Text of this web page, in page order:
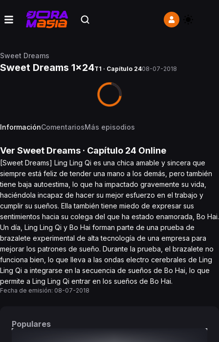
Sweet Dreams
Sweet Dreams 1x24T1 · Capítulo 2408-07-2018
InformaciónComentariosMás episodios
Ver Sweet Dreams · Capítulo 24 Online
[Sweet Dreams] Ling Ling Qi es una chica amable y sincera que
siempre está feliz de tender una mano a los demás, pero también
tiene baja autoestima, lo que ha impactado gravemente su vida,
haciéndola incapaz de hacer su mejor esfuerzo en el trabajo y
cumplir su sueños. Ella también tiene miedo de expresar sus
sentimientos hacia su colega del que ha estado enamorada, Bo Hai.
Un día, Ling Ling Qi y Bo Hai forman parte de una prueba de
brazalete experimental de alta tecnología de una empresa para
mejorar los patrones de sueño. Durante la prueba, el brazalete no
funciona bien, lo que lleva a las ondas electro cerebrales de Ling
Ling Qi a integrarse en la secuencia de sueños de Bo Hai, lo que
permite a Ling Ling Qi entrar en los sueños de Bo Hai.
Fecha de emisión: 08-07-2018
Populares